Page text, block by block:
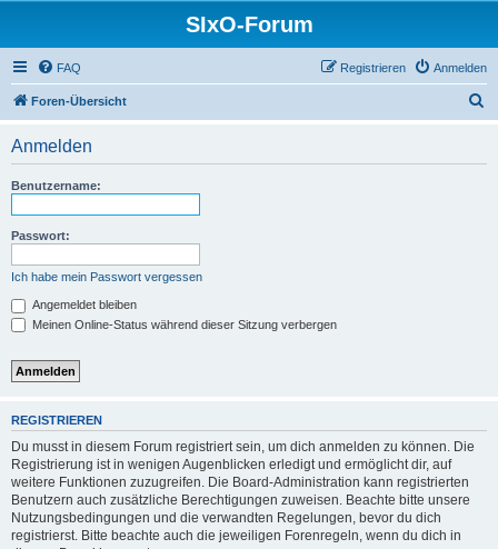
SIxO-Forum
FAQ Anmelden
Registrieren
Foren-Übersicht
Anmelden
Benutzername:
Passwort:
Ich habe mein Passwort vergessen
Angemeldet bleiben
Meinen Online-Status während dieser Sitzung verbergen
REGISTRIEREN
Du musst in diesem Forum registriert sein, um dich anmelden zu können. Die
Registrierung ist in wenigen Augenblicken erledigt und ermöglicht dir, auf
weitere Funktionen zuzugreifen. Die Board-Administration kann registrierten
Benutzern auch zusätzliche Berechtigungen zuweisen. Beachte bitte unsere
Nutzungsbedingungen und die verwandten Regelungen, bevor du dich
registrierst. Bitte beachte auch die jeweiligen Forenregeln, wenn du dich in